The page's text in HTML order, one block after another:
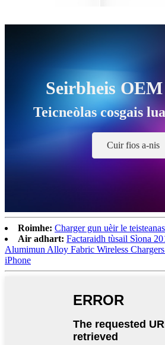
Seirbheis
Teicneòlas cosgais
Cuir fios a-nis
Roimhe: Charger gun uèir le
Air adhart: Factaraidh tùsail Sìona
Alumimun Alloy Fabric Wireless
iPhone